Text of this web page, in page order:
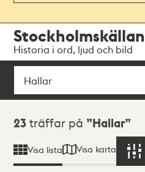
navigationen
huvudinnehållet
Stockholmskällan
Historia i ord, ljud och bild
Sök
Sökresultat
23 träffar på Hallar
Visa lista Visa karta